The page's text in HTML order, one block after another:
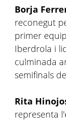
Borja
reconegut
primer
Iberdrola i
culminada
semifinals
Rita
representa